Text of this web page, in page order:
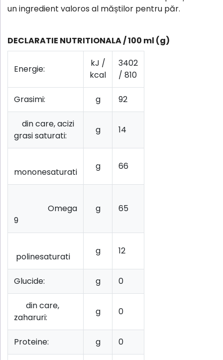
un ingredient valoros al măștilor pentru păr.
DECLARATIE NUTRITIONALA / 100 ml (g)
Energie:
kJ /
kcal
3402
/ 810
Grasimi: g 92
din care, acizi
grasi saturati:
g 14
mononesaturati
g 66
Omega
9
g 65
polinesaturati
g 12
Glucide: g 0
din care,
zaharuri:
g 0
Proteine: g 0